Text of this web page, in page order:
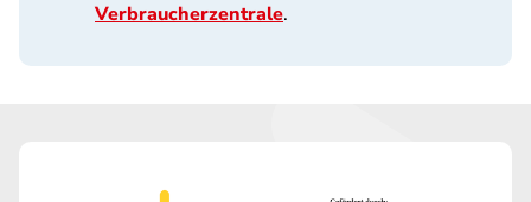
Verbraucherzentrale.